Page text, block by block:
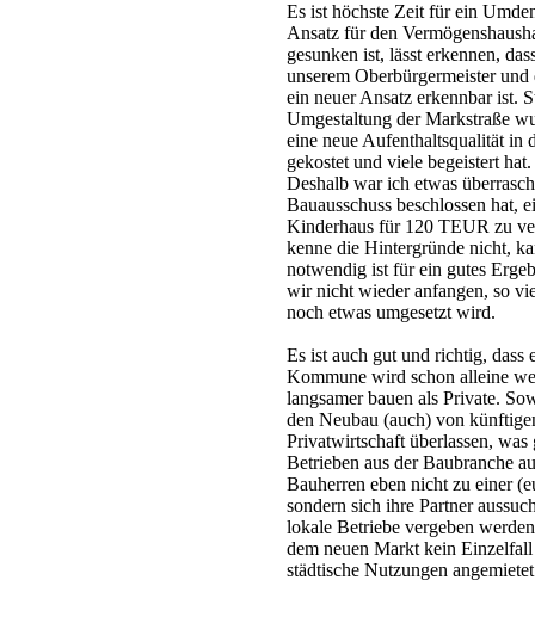
Es ist höchste Zeit für ein
Ansatz für den
gesunken ist, lässt erkennen,
unserem Oberbürgermeister
ein neuer Ansatz erkennbar ist.
Umgestaltung der Markstraße
eine neue Aufenthaltsqualität in
gekostet und viele begeistert
Deshalb war ich etwas
Bauausschuss beschlossen hat,
Kinderhaus für 120 TEUR zu
kenne die Hintergründe nicht,
notwendig ist für ein gutes
wir nicht wieder anfangen, so
noch etwas umgesetzt wird.
Es ist auch gut und richtig, dass
Kommune wird schon alleine
langsamer bauen als Private.
den Neubau (auch) von
Privatwirtschaft überlassen,
Betrieben aus der Baubranche
Bauherren eben nicht zu einer
sondern sich ihre Partner
lokale Betriebe vergeben
dem neuen Markt kein
städtische Nutzungen